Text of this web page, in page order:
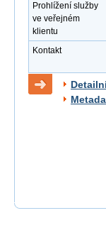
Prohlížení služby
ve veřejném
klientu
Kontakt